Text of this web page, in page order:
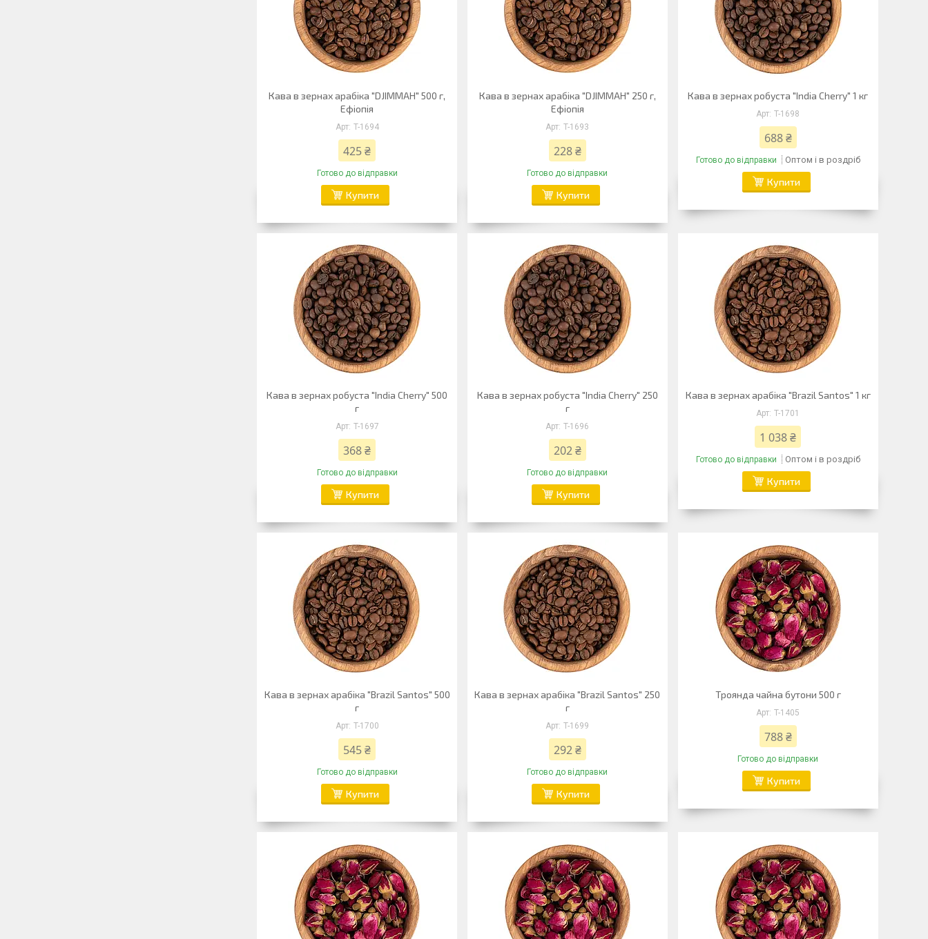
Кава в зернах арабіка "DJIMMAH" 500 г,
Ефіопія
T-1694
425 ₴
Готово до відправки
Купити
Кава в зернах арабіка "DJIMMAH" 250 г,
Ефіопія
T-1693
228 ₴
Готово до відправки
Купити
Кава в зернах робуста "India Cherry" 1 кг
T-1698
688 ₴
Готово до відправки Оптом і в роздріб
Купити
Кава в зернах робуста "India Cherry" 500
г
T-1697
368 ₴
Готово до відправки
Купити
Кава в зернах робуста "India Cherry" 250
г
T-1696
202 ₴
Готово до відправки
Купити
Кава в зернах арабіка "Brazil Santos" 1 кг
T-1701
1 038 ₴
Готово до відправки Оптом і в роздріб
Купити
Кава в зернах арабіка "Brazil Santos" 500
г
T-1700
545 ₴
Готово до відправки
Купити
Кава в зернах арабіка "Brazil Santos" 250
г
T-1699
292 ₴
Готово до відправки
Купити
Троянда чайна бутони 500 г
T-1405
788 ₴
Готово до відправки
Купити